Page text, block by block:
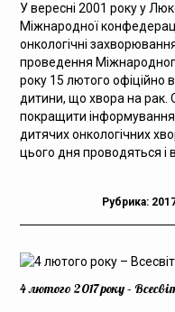
Медпрацівникам
Статистика
Документи
Контакти
У вересні 2001 року у
Міжнародної
онкологічні
проведення
року 15 лютого офіційно
дитини, що хвора нарак
покращити
дитячих онкологічних
цього дня проводяться і в
Рубрика:
4 лютого 2017 року –